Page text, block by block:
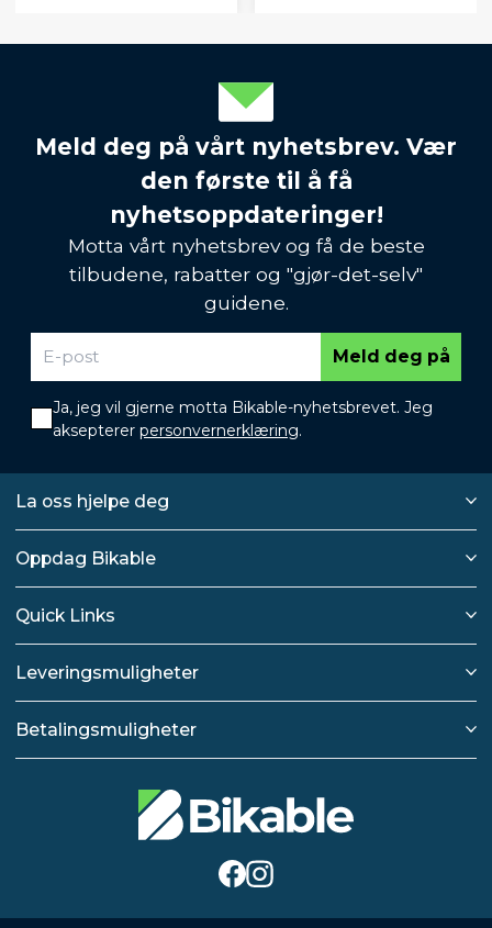
Meld deg på vårt nyhetsbrev. Vær
den første til å få
nyhetsoppdateringer!
Motta vårt nyhetsbrev og få de beste
tilbudene, rabatter og "gjør-det-selv"
guidene.
Meld deg på
Ja, jeg vil gjerne motta Bikable-nyhetsbrevet. Jeg
aksepterer personvernerklæring.
La oss hjelpe deg
Oppdag Bikable
Quick Links
Leveringsmuligheter
Betalingsmuligheter